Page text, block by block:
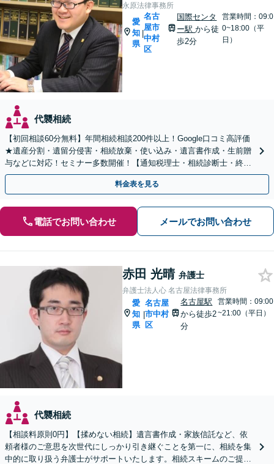
永原法律事務所
愛
知
県
|
名古
屋市
中村
区
国際センタ
ー駅から徒
歩2分
営業時間：09:0
0~18:00（平
日）
代襲相続
【初回相談60分無料】年間相続相談200件以上！Google口コミ高評価
★遺産分割・遺留分侵害・相続放棄・使い込み・遺言書作成・生前贈
与などに対応！セミナー多数開催！【通知税理士・相続診断士・終活
カウンセラー】【国際センター駅徒歩3分】
料金表を見る
電話でお問い合わせ メールでお問い合わせ
赤田 光晴 弁護士
弁護士法人心 名古屋法律事務所
愛
知
県
|
名古屋
市中村
区
名古屋駅
から徒歩2
分
営業時間：09:00
~21:00（平日）
代襲相続
【相談料原則0円】【揉めない相続】遺言書作成・家族信託など、依
頼者様のご意思を次世代にしっかり引き継ぐことを第一に、相続を集
中的に取り扱う弁護士がサポートいたします。相続スキームのご提案